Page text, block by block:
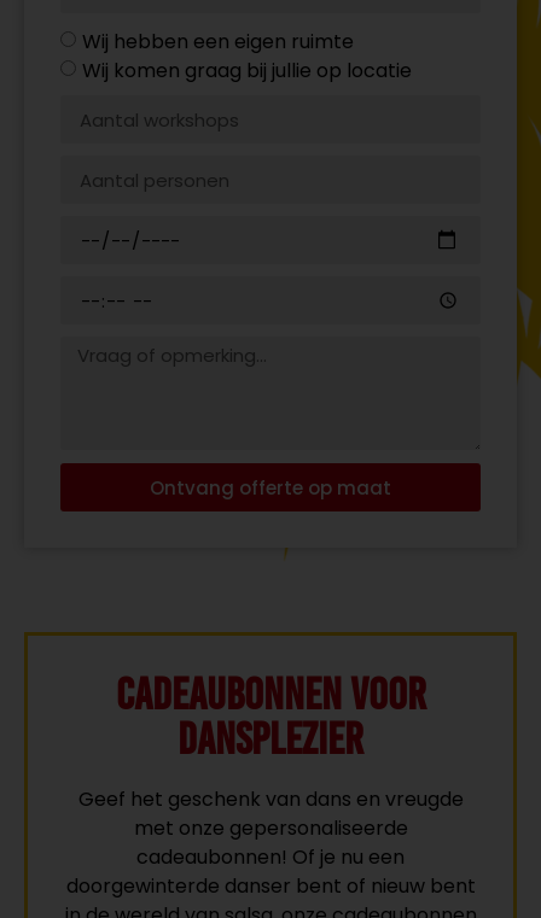
Wij hebben een eigen ruimte
Wij komen graag bij jullie op locatie
Ontvang offerte op maat
Cadeaubonnen voor
Dansplezier
Geef het geschenk van dans en vreugde
met onze gepersonaliseerde
cadeaubonnen! Of je nu een
doorgewinterde danser bent of nieuw bent